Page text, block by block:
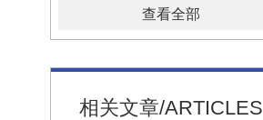
查看全部
相关文章/ARTICLES